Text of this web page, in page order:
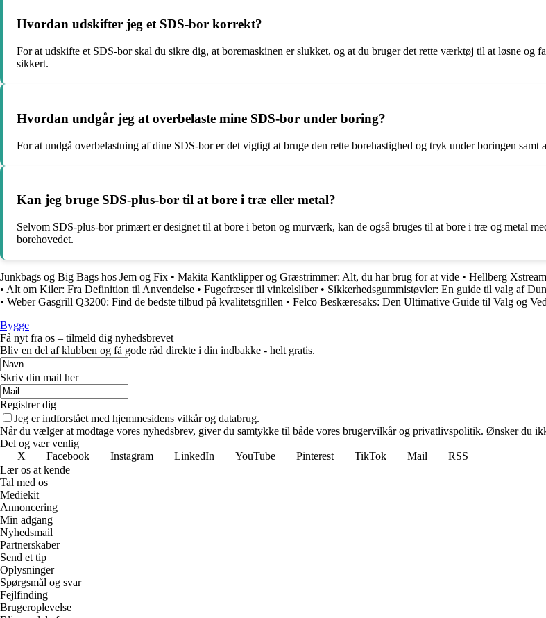
Hvordan udskifter jeg et SDS-bor korrekt?
For at udskifte et SDS-bor skal du sikre dig, at boremaskinen er slukket, og at du bruger det rette værktøj til at løsne og
sikkert.
Hvordan undgår jeg at overbelaste mine SDS-bor under boring?
For at undgå overbelastning af dine SDS-bor er det vigtigt at bruge den rette borehastighed og tryk under boringen
Kan jeg bruge SDS-plus-bor til at bore i træ eller metal?
Selvom SDS-plus-bor primært er designet til at bore i beton og murværk, kan de også bruges til at bore i træ og metal
borehovedet.
Junkbags og Big Bags hos Jem og Fix • Makita Kantklipper og Græstrimmer: Alt, du har brug for at vide • Hellberg
• Alt om Kiler: Fra Definition til Anvendelse • Fugefræser til vinkelsliber• Sikkerhedsgummistøvler: En guide til valg af
• Weber Gasgrill Q3200: Find de bedste tilbud på kvalitetsgrillen • Felco Beskæresaks: Den Ultimative Guide til Valg og
Bygge
Få nyt fra os – tilmeld dig nyhedsbrevet
Bliv en del af klubben og få gode råd direkte i din indbakke - helt gratis.
Skriv din mail her
Registrer dig
Jeg er indforstået med hjemmesidens vilkår og databrug.
Når du vælger at modtage vores nyhedsbrev, giver du samtykke til både vores brugervilkår og privatlivspolitik. Ønsker du
Del og vær venlig
X
Facebook Instagram LinkedIn YouTube Pinterest TikTok Mail
RSS
Lær os at kende
Tal med os
Mediekit
Annoncering
Min adgang
Nyhedsmail
Partnerskaber
Send et tip
Oplysninger
Spørgsmål og svar
Fejlfinding
Brugeroplevelse